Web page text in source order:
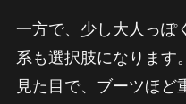
一方で、少し大人っぽ
系も選択肢になります
見た目で、ブーツほど